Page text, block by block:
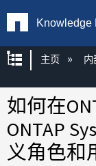
Knowledge
扩展/隐
主页 内
如何在
ONTAP
义角色和